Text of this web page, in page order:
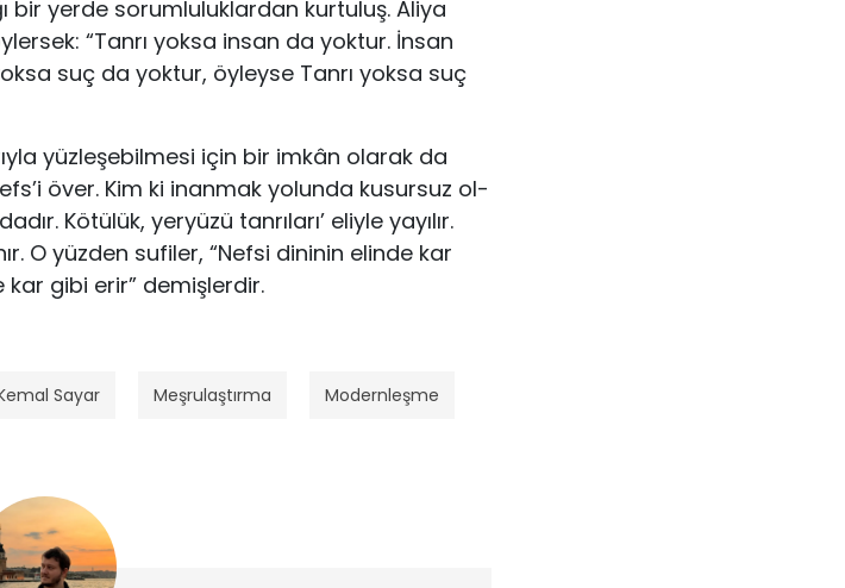
bir yerde sorumluluklardan kurtuluş. Aliya
“Tanrı yoksa insan da yok­tur. İnsan
suç da yoktur, öyleyse Tanrı yoksa suç
yüzleşebil­mesi için bir imkân olarak da
över. Kim ki inanmak yolunda kusursuz ol­
Kötülük, yer­yüzü tanrıları’ eliyle yayılır.
O yüzden sufiler, “Nefsi dininin elinde kar
gibi erir” demişlerdir.
Sayar Meşrulaştırma Modernleşme